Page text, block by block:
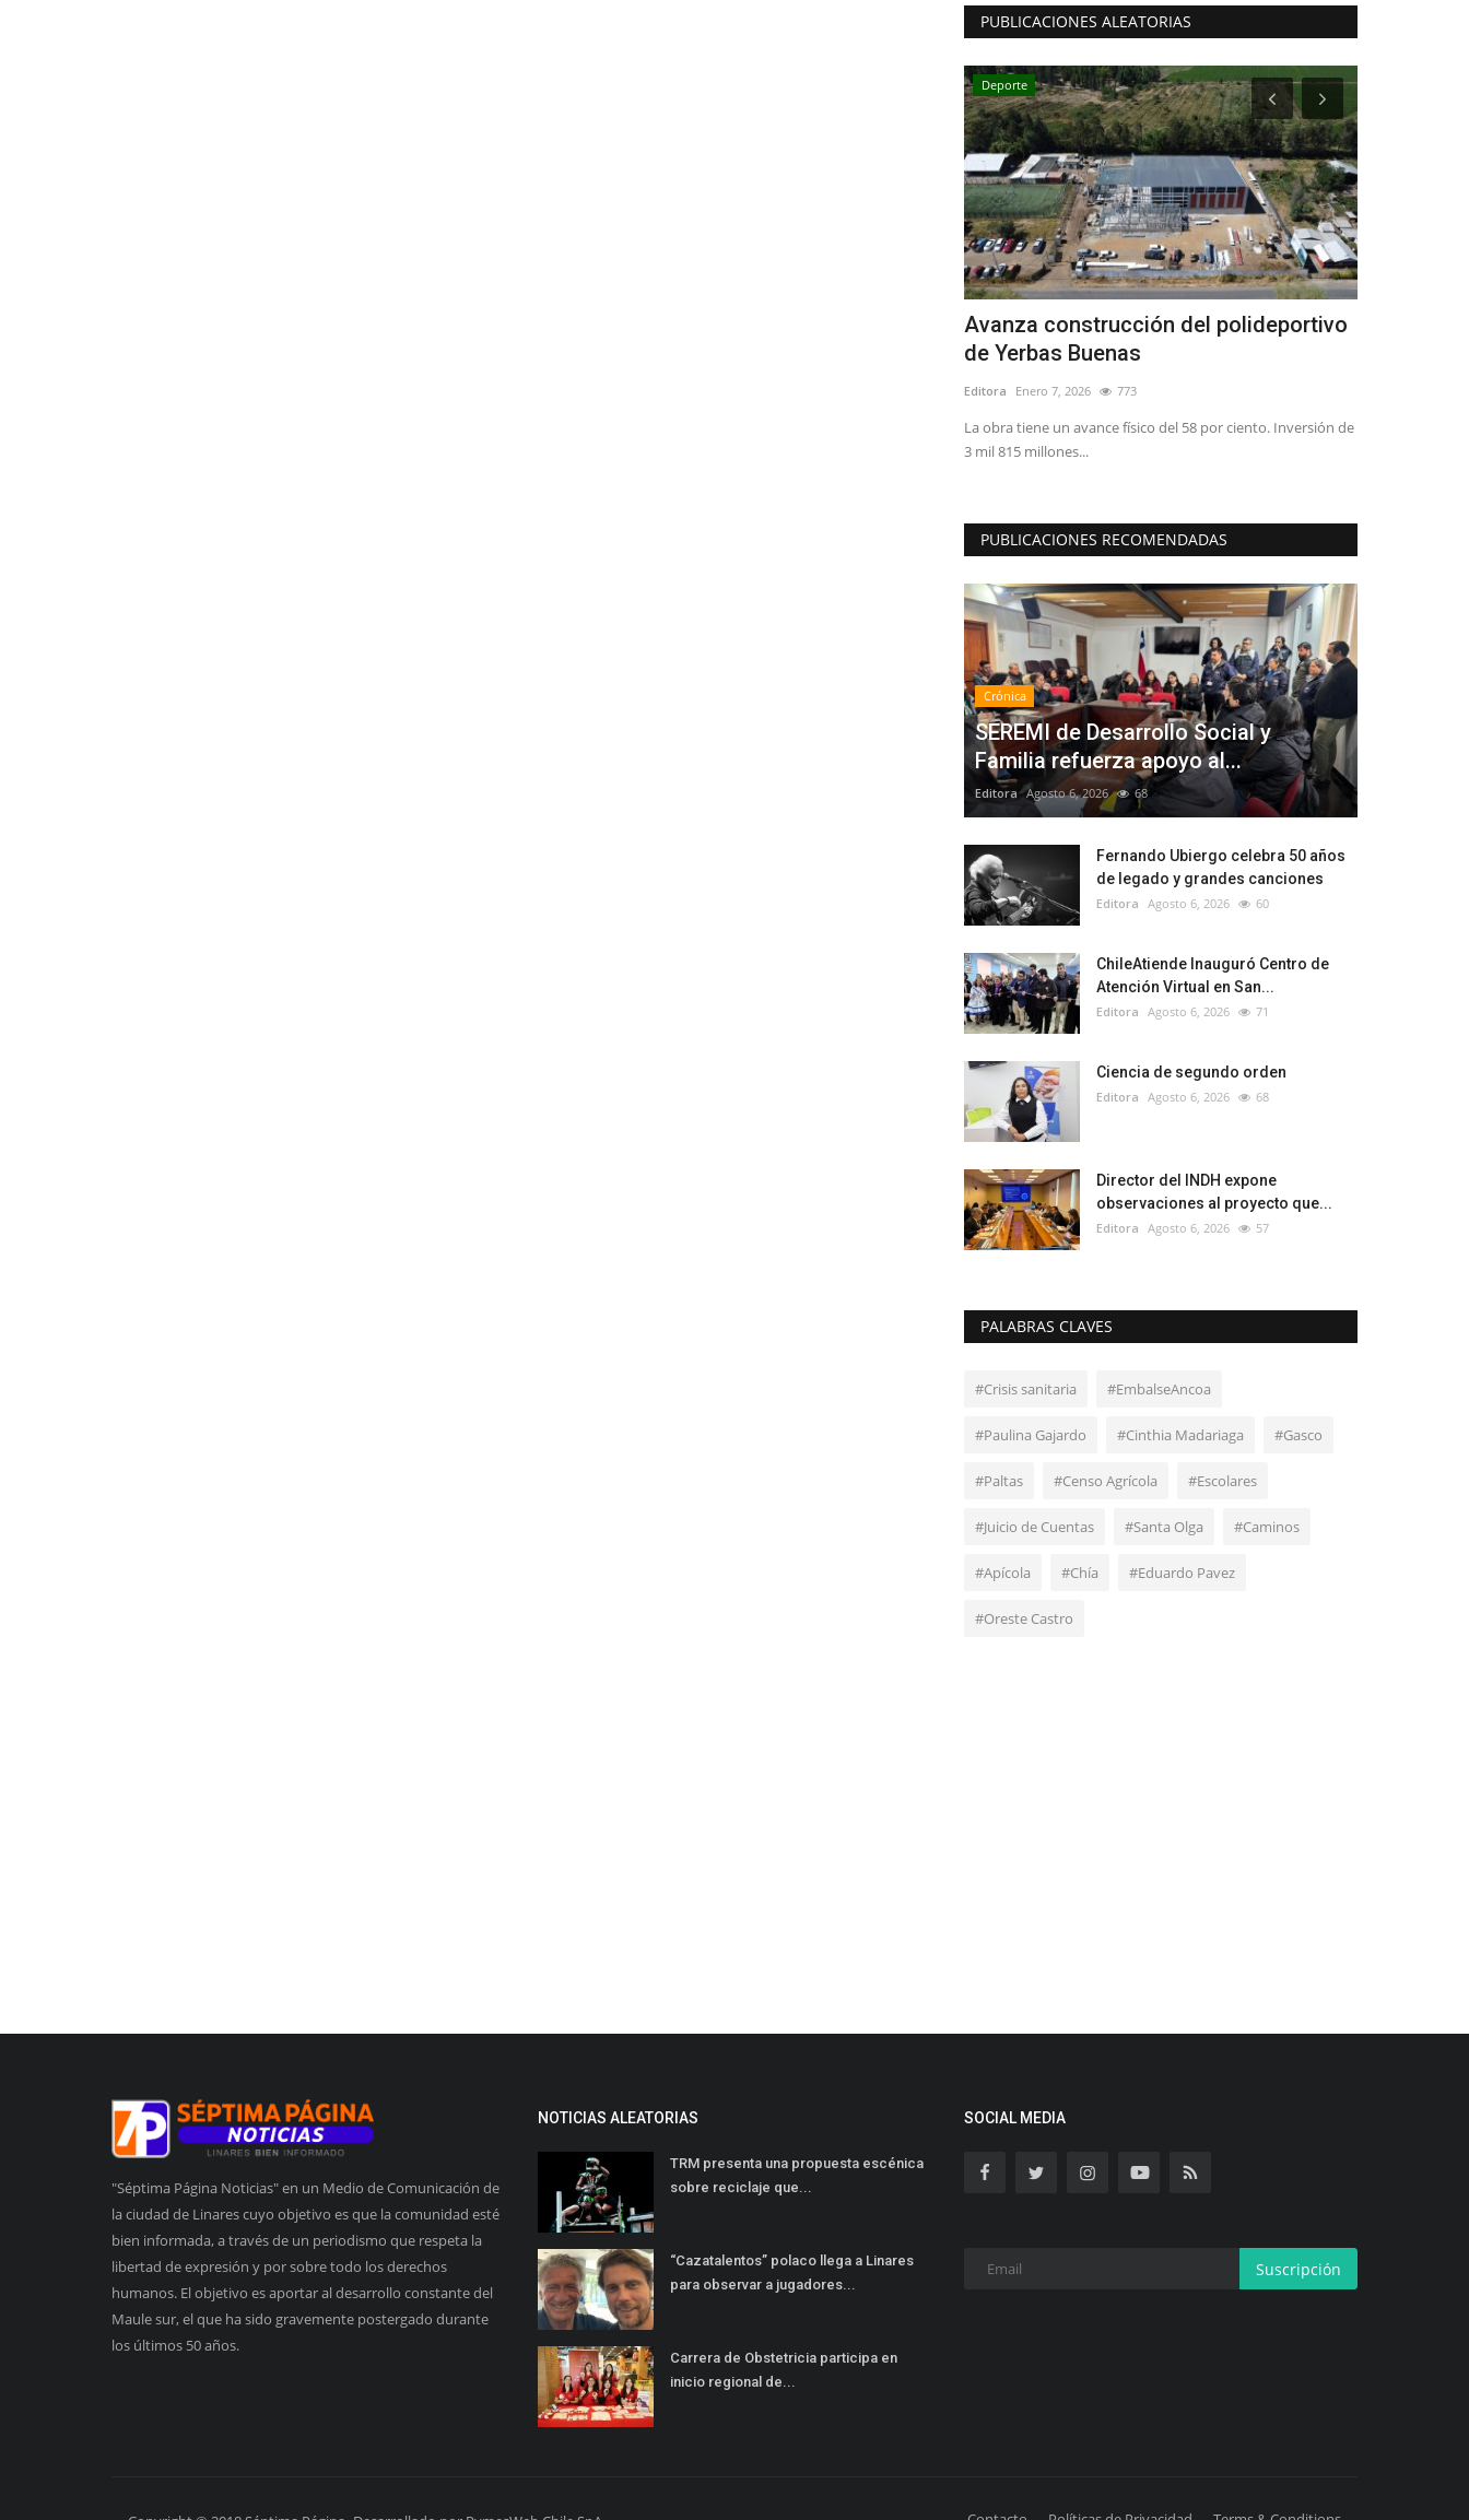
PUBLICACIONES ALEATORIAS
Deporte
Avanza construcción del polideportivo
de Yerbas Buenas
Editora Enero 7, 2026 773
La obra tiene un avance físico del 58 por ciento. Inversión de
3 mil 815 millones...
PUBLICACIONES RECOMENDADAS
Crónica
SEREMI de Desarrollo Social y
Familia refuerza apoyo al...
Editora Agosto 6, 2026 68
Fernando Ubiergo celebra 50 años
de legado y grandes canciones
Editora Agosto 6, 2026 60
ChileAtiende Inauguró Centro de
Atención Virtual en San...
Editora Agosto 6, 2026 71
Ciencia de segundo orden
Editora Agosto 6, 2026 68
Director del INDH expone
observaciones al proyecto que...
Editora Agosto 6, 2026 57
PALABRAS CLAVES
#Crisis sanitaria #EmbalseAncoa
#Paulina Gajardo #Cinthia Madariaga #Gasco
#Paltas #Censo Agrícola #Escolares
#Juicio de Cuentas #Santa Olga #Caminos
#Apícola #Chía #Eduardo Pavez
#Oreste Castro
"Séptima Página Noticias" en un Medio de Comunicación de
la ciudad de Linares cuyo objetivo es que la comunidad esté
bien informada, a través de un periodismo que respeta la
libertad de expresión y por sobre todo los derechos
humanos. El objetivo es aportar al desarrollo constante del
Maule sur, el que ha sido gravemente postergado durante
los últimos 50 años.
NOTICIAS ALEATORIAS
TRM presenta una propuesta escénica
sobre reciclaje que...
“Cazatalentos” polaco llega a Linares
para observar a jugadores...
Carrera de Obstetricia participa en
inicio regional de...
SOCIAL MEDIA
Suscripción